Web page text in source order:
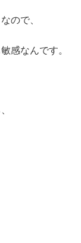
ので、
感なんです。